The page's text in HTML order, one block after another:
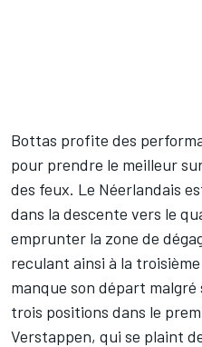
Bottas profite des
pour prendre le meilleur
des feux. Le Néerlandais
dans la descente vers le
emprunter la zone de
reculant ainsi à la
manque son départ
trois positions dans le
Verstappen, qui se plaint